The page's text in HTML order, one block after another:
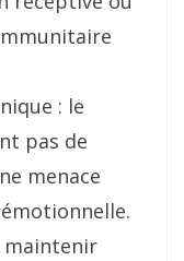
: le
pas de
menace
maintenir